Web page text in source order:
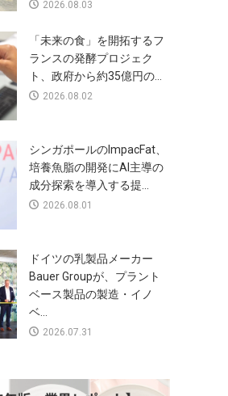
2026.08.03
「未来の食」を開拓するフ
ランスの発酵プロジェク
ト、政府から約35億円の...
2026.08.02
シンガポールのImpacFat、
培養魚脂の開発にAI主導の
成分探索を導入する提...
2026.08.01
ドイツの乳製品メーカー
Bauer Groupが、プラント
ベース製品の製造・イノ
ベ...
2026.07.31